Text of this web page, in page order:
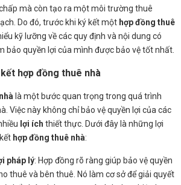
mà còn tạo ra một môi trường thuê
Do đó, trước khi ký kết một hợp đồng thuê
kỹ lưỡng về các quy định và nội dung có
bảo quyền lợi của mình được bảo vệ tốt nhất.
hợp đồng thuê nhà
là một bước quan trọng trong quá trình
Việc này không chỉ bảo vệ quyền lợi của các
lợi ích thiết thực. Dưới đây là những lợi
hợp đồng thuê nhà:
pháp lý: Hợp đồng rõ ràng giúp bảo vệ quyền
thuê và bên thuê. Nó làm cơ sở để giải quyết